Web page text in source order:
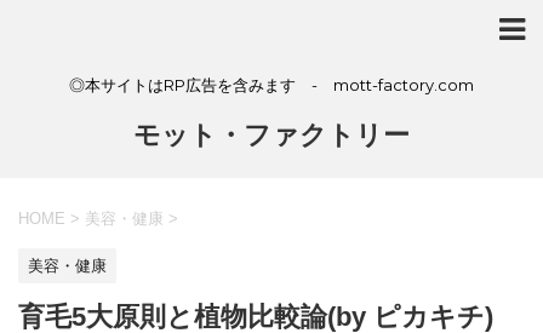
◎本サイトはRP広告を含みます - mott-factory.com
モット・ファクトリー
HOME > 美容・健康 >
美容・健康
育毛5大原則と植物比較論(by ピカキチ)